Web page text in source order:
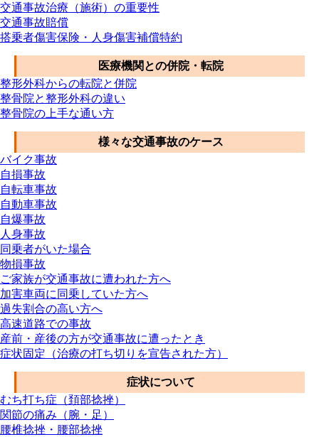
交通事故治療（施術）の重要性
交通事故賠償
搭乗者傷害保険・人身傷害補償特約
医療機関との併院・転院
整形外科からの転院と併院
整骨院と整形外科の違い
整骨院の上手な通い方
様々な交通事故のケース
バイク事故
自損事故
自転車事故
自動車事故
自爆事故
人身事故
同乗者がいた場合
物損事故
ご家族が交通事故に遭われた方へ
加害車両に同乗していた方へ
過失割合の高い方へ
高速道路での事故
産前・産後の方が交通事故に遭ったとき
症状固定（治療の打ち切りを宣告された方）
症状について
むち打ち症（頚部捻挫）
関節の痛み（腕・足）
腰椎捻挫・腰部捻挫